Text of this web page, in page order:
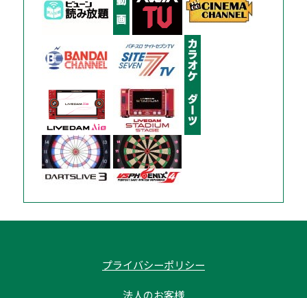
プライバシーポリシー
法人のお客様